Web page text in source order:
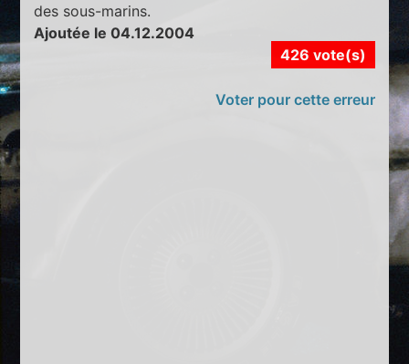
des sous-marins.
Ajoutée le 04.12.2004
426 vote(s)
Voter pour cette erreur